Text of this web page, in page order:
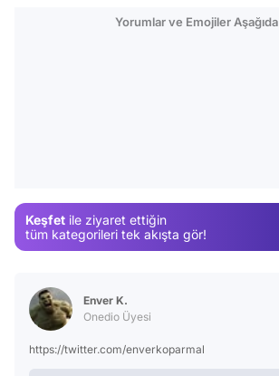
Yorumlar ve Emojiler Aşağıda
Keşfet ile ziyaret ettiğin
tüm kategorileri tek akışta gör!
Enver K.
Onedio Üyesi
https://twitter.com/enverkoparmal